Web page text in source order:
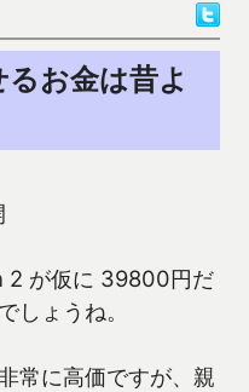
お金は昔よ
2 が仮に 39800円だ
しょうね。
常に高価ですが、親